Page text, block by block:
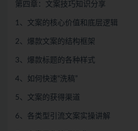
第四章：文案技巧知识分享
1、文案的核心价值和底层逻辑
2、爆款文案的结构框架
3、爆款标题的各种样式
4、如何快速“洗稿”
5、文案的获得渠道
6、各类型引流文案实操讲解